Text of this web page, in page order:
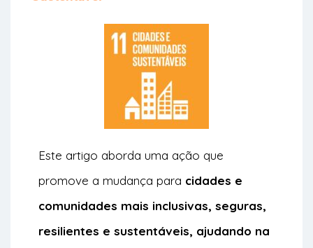
Este artigo aborda uma ação que
promove a mudança para cidades e
comunidades mais inclusivas, seguras,
resilientes e sustentáveis, ajudando na